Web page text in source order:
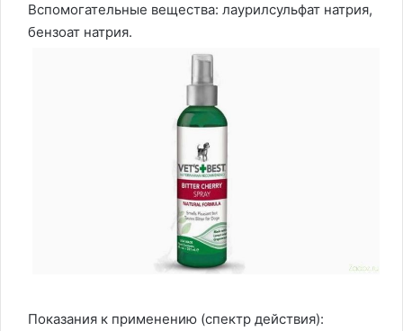
Вспомогательные вещества: лаурилсульфат натрия,
бензоат натрия.
Показания к применению (спектр действия):